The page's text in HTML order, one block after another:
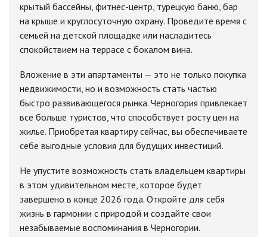
крытый бассейны, фитнес-центр, турецкую баню, бар
на крыше и круглосуточную охрану. Проведите время с
семьей на детской площадке или насладитесь
спокойствием на террасе с бокалом вина.
Вложение в эти апартаменты — это не только покупка
недвижимости, но и возможность стать частью
быстро развивающегося рынка. Черногория привлекает
все больше туристов, что способствует росту цен на
жилье. Приобретая квартиру сейчас, вы обеспечиваете
себе выгодные условия для будущих инвестиций.
Не упустите возможность стать владельцем квартиры
в этом удивительном месте, которое будет
завершено в конце 2026 года. Откройте для себя
жизнь в гармонии с природой и создайте свои
незабываемые воспоминания в Черногории.